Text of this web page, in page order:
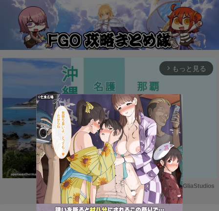
arrow_forward_ios もっと見る
M
Powered by GliaStudios